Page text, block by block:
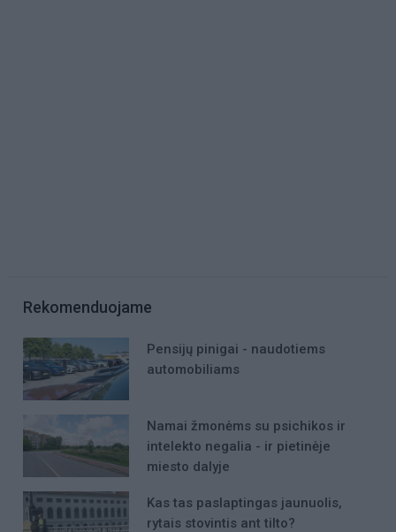
Rekomenduojame
Pensijų pinigai - naudotiems
automobiliams
Namai žmonėms su psichikos ir
intelekto negalia - ir pietinėje
miesto dalyje
Kas tas paslaptingas jaunuolis,
rytais stovintis ant tilto?